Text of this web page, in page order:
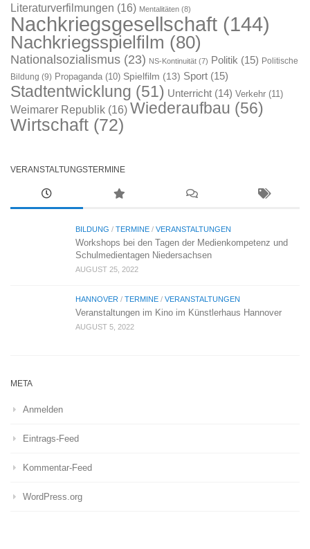
Literaturverfilmungen (16) Mentalitäten (8)
Nachkriegsgesellschaft (144)
Nachkriegsspielfilm (80)
Nationalsozialismus (23) NS-Kontinuität (7) Politik (15) Politische
Bildung (9) Propaganda (10) Spielfilm (13) Sport (15)
Stadtentwicklung (51) Unterricht (14) Verkehr (11)
Weimarer Republik (16) Wiederaufbau (56)
Wirtschaft (72)
VERANSTALTUNGSTERMINE
BILDUNG / TERMINE / VERANSTALTUNGEN
Workshops bei den Tagen der Medienkompetenz und
Schulmedientagen Niedersachsen
AUGUST 25, 2022
HANNOVER / TERMINE / VERANSTALTUNGEN
Veranstaltungen im Kino im Künstlerhaus Hannover
AUGUST 5, 2022
META
Anmelden
Eintrags-Feed
Kommentar-Feed
WordPress.org